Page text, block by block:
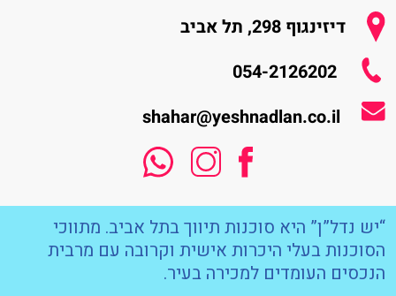
דיזינגוף 298, תל אביב
054-2126202
shahar@yeshnadlan.co.il
“יש נדל”ן” היא סוכנות תיווך בתל אביב. מתווכי
הסוכנות בעלי היכרות אישית וקרובה עם מרבית
הנכסים העומדים למכירה בעיר.